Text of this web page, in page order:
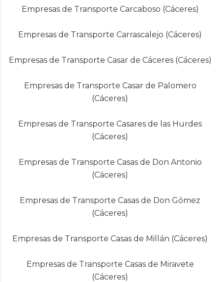
Empresas de Transporte Carcaboso (Cáceres)
Empresas de Transporte Carrascalejo (Cáceres)
Empresas de Transporte Casar de Cáceres (Cáceres)
Empresas de Transporte Casar de Palomero
(Cáceres)
Empresas de Transporte Casares de las Hurdes
(Cáceres)
Empresas de Transporte Casas de Don Antonio
(Cáceres)
Empresas de Transporte Casas de Don Gómez
(Cáceres)
Empresas de Transporte Casas de Millán (Cáceres)
Empresas de Transporte Casas de Miravete
(Cáceres)